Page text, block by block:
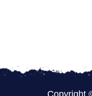
Copyright